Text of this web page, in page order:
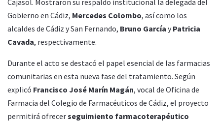
Gobierno en Cádiz, Mercedes Colombo, así como los
alcaldes de Cádiz y San Fernando, Bruno García yPatricia
Cavada, respectivamente.
Durante el acto se destacó el papel esencial de las farmacias
comunitarias en esta nueva fase del tratamiento. Según
explicó Francisco José Marín Magán, vocal de Oficina de
Farmacia del Colegio de Farmacéuticos de Cádiz, el proyecto
permitirá ofrecerseguimiento farmacoterapéutico